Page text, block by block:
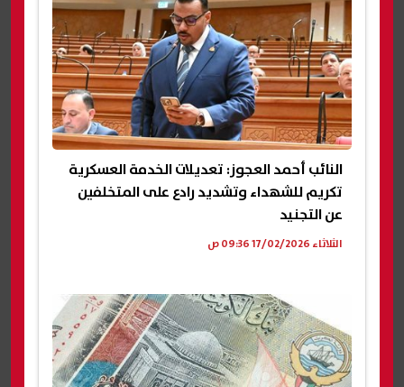
النائب أحمد العجوز: تعديلات الخدمة العسكرية
تكريم للشهداء وتشديد رادع على المتخلفين
عن التجنيد
الثلاثاء 17/02/2026 09:36 ص